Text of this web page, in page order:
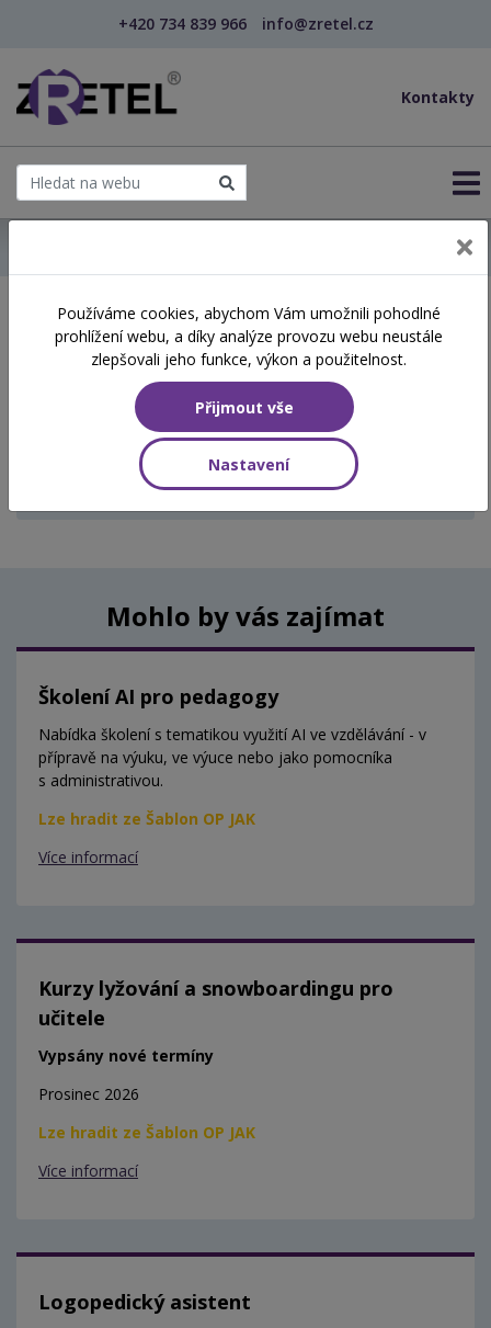
+420 734 839 966 info@zretel.cz
Kontakty
Školení začínající 13. 12.
2024
Aktuálně vypsané termíny
Aktuálně nejsou vypsány žádné termíny.
Mohlo by vás zajímat
Školení AI pro pedagogy
Nabídka školení s tematikou využití AI ve vzdělávání - v
přípravě na výuku, ve výuce nebo jako pomocníka
s administrativou.
Lze hradit ze Šablon OP JAK
Více informací
Kurzy lyžování a snowboardingu pro
učitele
Vypsány nové termíny
Prosinec 2026
Lze hradit ze Šablon OP JAK
Více informací
Logopedický asistent
Používáme cookies, abychom Vám umožnili pohodlné
prohlížení webu, a díky analýze provozu webu neustále
zlepšovali jeho funkce, výkon a použitelnost.
Přijmout vše
Nastavení